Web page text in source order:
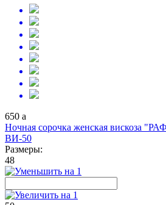
650 a
Ночная сорочка женская вискоза
ВИ-50
Размеры:
48